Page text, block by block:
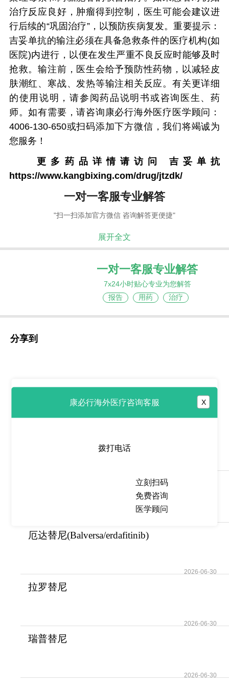
治疗反应良好，肿瘤得到控制，医生可能会建议进
行后续的“巩固治疗”，以预防疾病复发。重要提示：
吉妥单抗的输注必须在具备急救条件的医疗机构(如
医院)内进行，以便在发生严重不良反应时能够及时
抢救。输注前，医生会给予预防性药物，以减轻皮
肤潮红、寒战、发热等输注相关反应。有关更详细
的使用说明，请参阅药品说明书或咨询医生、药
师。如有需要，请咨询康必行海外医疗医学顾问：
4006-130-650或扫码添加下方微信，我们将竭诚为
您服务！
更多药品详情请访问 吉妥单抗
https://www.kangbixing.com/drug/jtzdk/
一对一客服专业解答
"扫一扫添加官方微信 咨询解答更便捷"
展开全文
一对一客服专业解答
7x24小时贴心专业为您解答
报告
用药 治疗
分享到
热点推荐
(Mylotarg/Gemtuzumab)为急性
厄达替尼(Balversa/erdafitinib)
2026-06-30
拉罗替尼
2026-06-30
瑞普替尼
2026-06-30
康必行海外医疗咨询客服 X
拨打电话
立刻扫码
免费咨询
医学顾问